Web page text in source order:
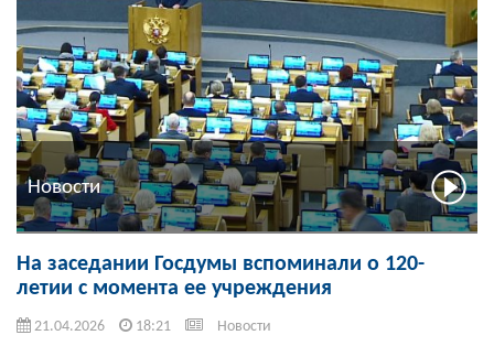
Новости
На заседании Госдумы вспоминали о 120-
летии с момента ее учреждения
21.04.2026 18:21 Новости